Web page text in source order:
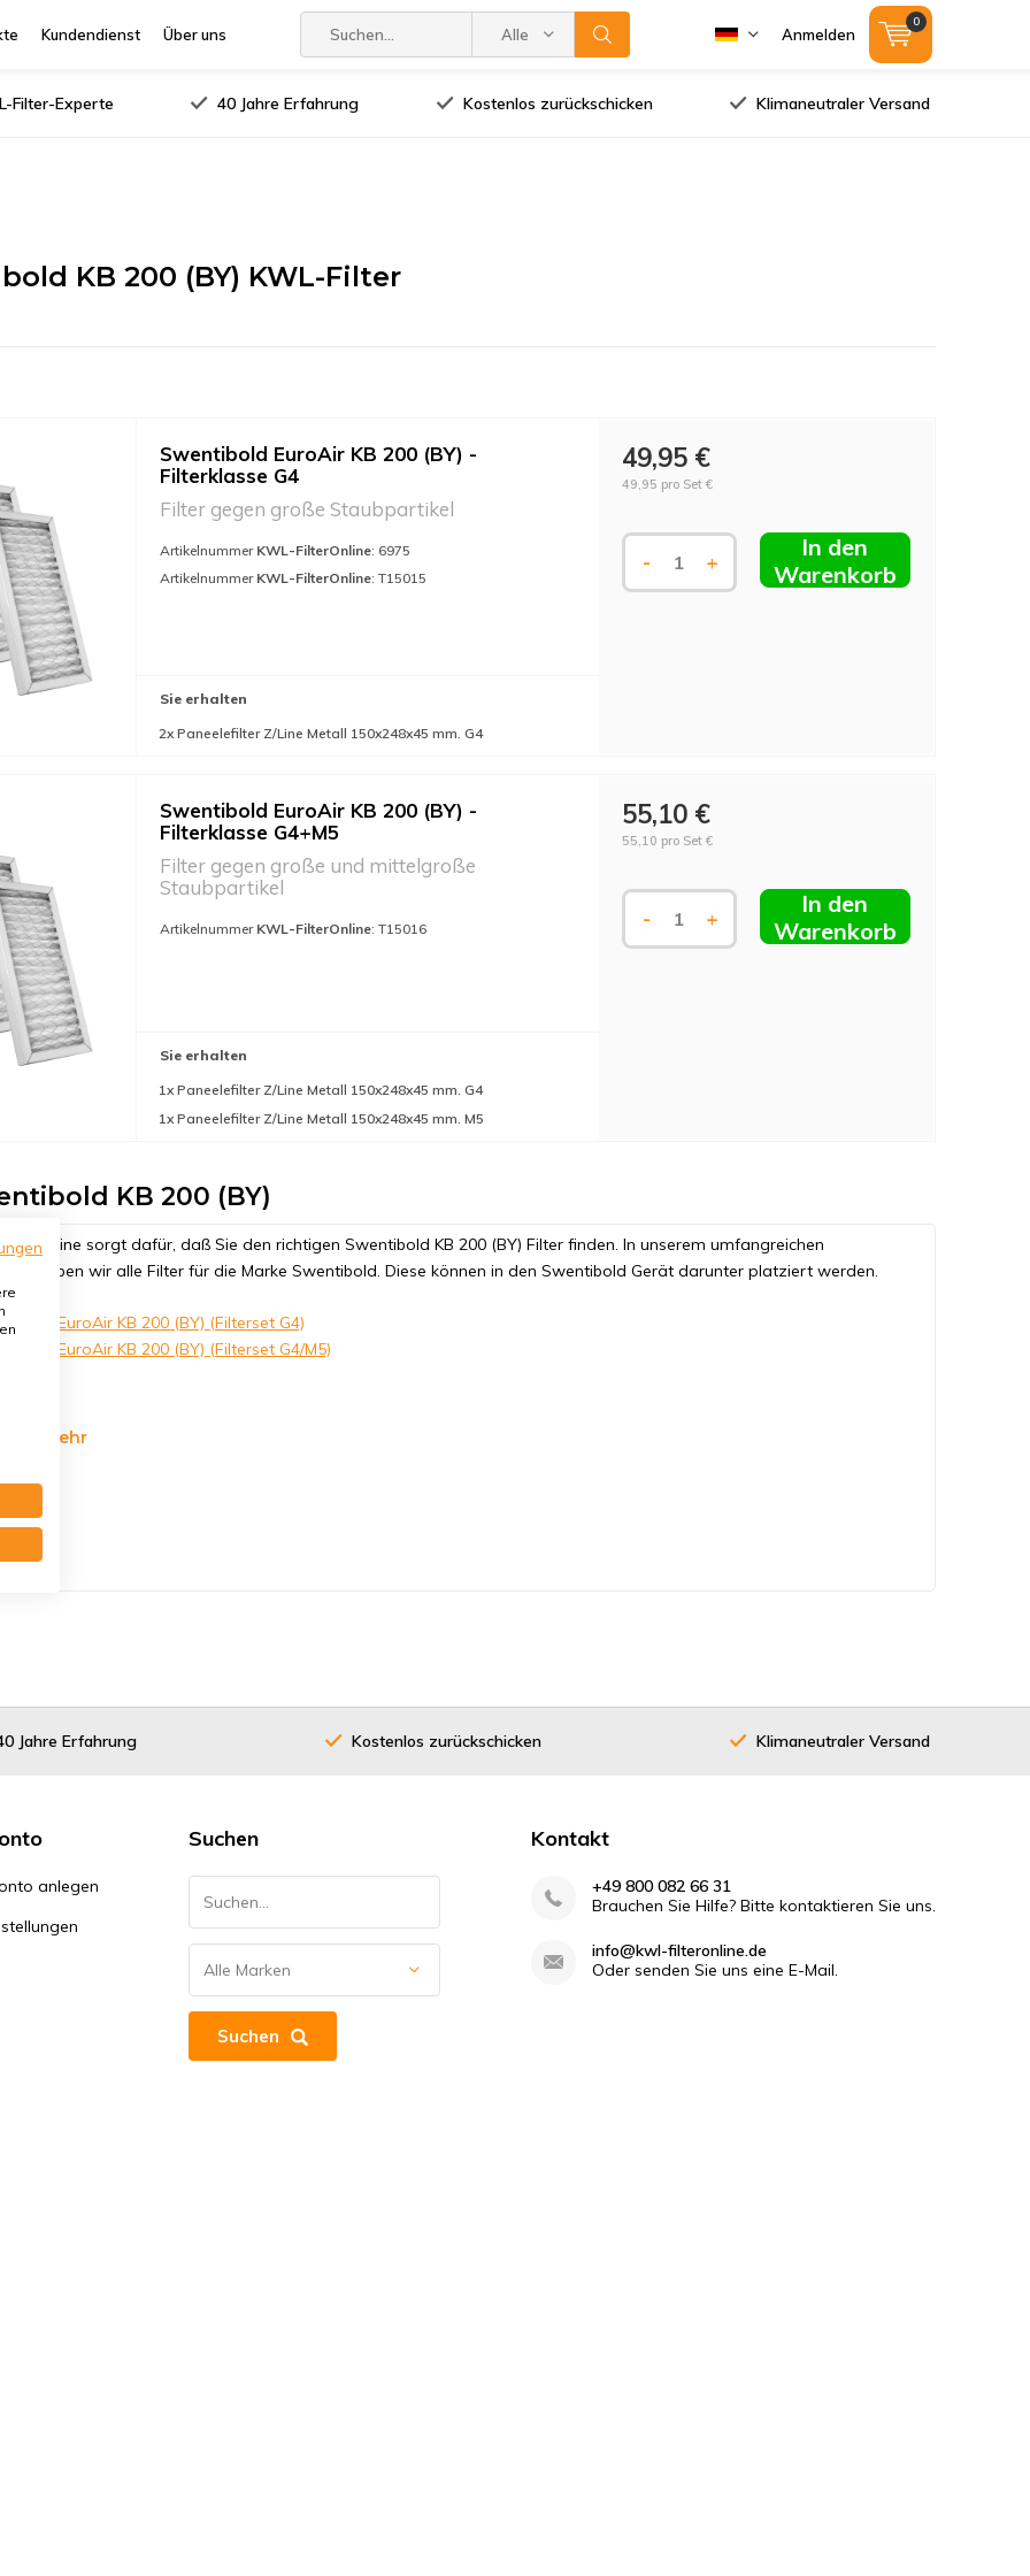
Kundendienst Über uns Alle Marken Anmelden
0
Filter-Experte 40 Jahre Erfahrung Kostenlos zurückschicken Klimaneutraler Versand
KB 200 (BY) KWL-Filter
Swentibold EuroAir KB 200 (BY) -
Filterklasse G4
Filter gegen große Staubpartikel
Artikelnummer KWL-FilterOnline: 6975
Artikelnummer KWL-FilterOnline: T15015
Sie erhalten
2x Paneelefilter Z/Line Metall 150x248x45 mm. G4
49,95 €
49,95 pro Set €
- +
In den
Warenkorb
Swentibold EuroAir KB 200 (BY) -
Filterklasse G4+M5
Filter gegen große und mittelgroße
Staubpartikel
Artikelnummer KWL-FilterOnline: T15016
Sie erhalten
1x Paneelefilter Z/Line Metall 150x248x45 mm. G4
1x Paneelefilter Z/Line Metall 150x248x45 mm. M5
55,10 €
55,10 pro Set €
- +
In den
Warenkorb
KB 200 (BY)
sorgt dafür, daß Sie den richtigen Swentibold KB 200 (BY) Filter finden. In unserem umfangreichen
haben wir alle Filter für die Marke Swentibold. Diese können in den Swentibold Gerät darunter platziert werden.
EuroAir KB 200 (BY) (Filterset G4)
EuroAir KB 200 (BY) (Filterset G4/M5)
Sie mehr
Jahre Erfahrung Kostenlos zurückschicken Klimaneutraler Versand
anlegen
Suchen
Suchen
Kontakt
+49 800 082 66 31
Brauchen Sie Hilfe? Bitte kontaktieren Sie uns.
info@kwl-filteronline.de
Oder senden Sie uns eine E-Mail.